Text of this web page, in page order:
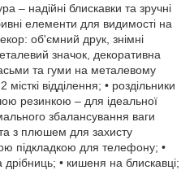
– надійні блискавки та зручні
елементи для видимості на
об'ємний друк, знімні
значок, декоративна
та гуми на металевому
місткі відділення; • роздільники
резинкою – для ідеальної
збалансування ваги
з плюшем для захисту
підкладкою для телефону; •
дрібниць; • кишеня на блискавці;